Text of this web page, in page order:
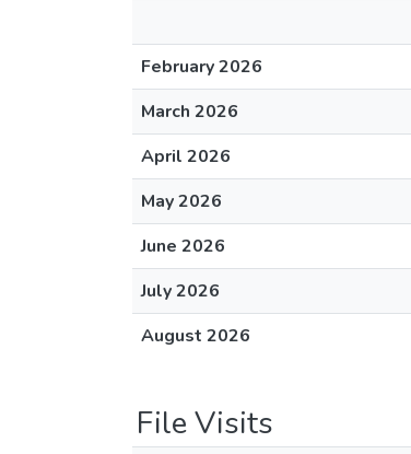
February 2026
March 2026
April 2026
May 2026
June 2026
July 2026
August 2026
File Visits